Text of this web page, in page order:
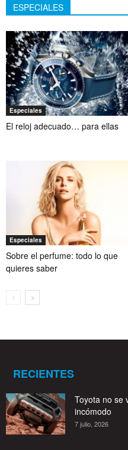
ESPECIALES
Especiales
El reloj adecuado… para ellas
Especiales
Sobre el perfume: todo lo que
quieres saber
RECIENTES
Toyota no se
incómodo
7 julio, 2026